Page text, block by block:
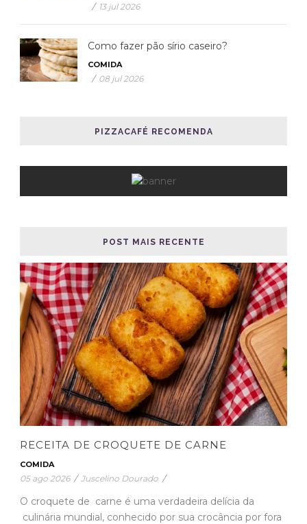
/ 13 jul 2026
Como fazer pão sírio caseiro?
COMIDA
/ 08 jul 2026
PIZZACAFÉ RECOMENDA
POST MAIS RECENTE
RECEITA DE CROQUETE DE CARNE
COMIDA
05 ago 2026 / Juscelino Dourado /
O croquete de carne é uma verdadeira delícia da
culinária mundial, conhecido por sua crocância por fora